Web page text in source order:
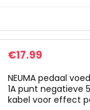
€17.99
NEUMA pedaal
1A punt negatieve
kabel voor effect